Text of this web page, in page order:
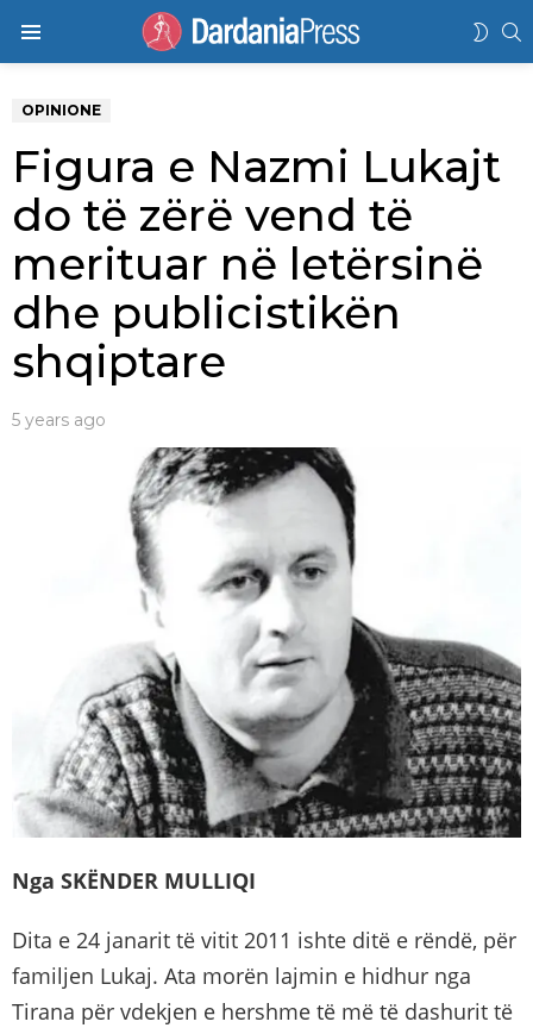
OPINIONE
Figura e Nazmi Lukajt
do të zërë vend të
merituar në letërsinë
dhe publicistikën
shqiptare
5 years ago
Nga SKËNDER MULLIQI
Dita e 24 janarit të vitit 2011 ishte ditë e rëndë, për
familjen Lukaj. Ata morën lajmin e hidhur nga
Tirana për vdekjen e hershme të më të dashurit të